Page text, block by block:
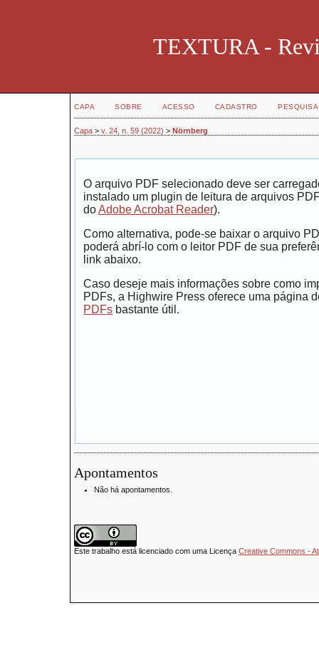
TEXTURA -
CAPA SOBRE ACESSO CADASTRO PESQUISA
Capa > v. 24, n. 59 (2022) > Nörnberg
O arquivo PDF selecionado deve ser
instalado um plugin de leitura de arquivos
doAdobe Acrobat Reader).
Como alternativa, pode-se baixar o arquivo
poderá abrí-lo com o leitor PDF de sua
link abaixo.
Caso deseje mais informações sobre como
PDFs, a Highwire Press oferece uma página
PDFs bastante útil.
Apontamentos
Não há apontamentos.
Este trabalho está licenciado com uma Licença Creative Commons -